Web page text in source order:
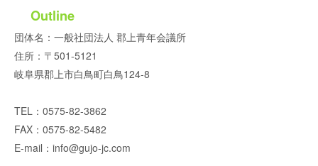
Outline
団体名：一般社団法人 郡上青年会議所
住所：〒501-5121
岐阜県郡上市白鳥町白鳥124-8
TEL：0575-82-3862
FAX：0575-82-5482
E-mail：info@gujo-jc.com